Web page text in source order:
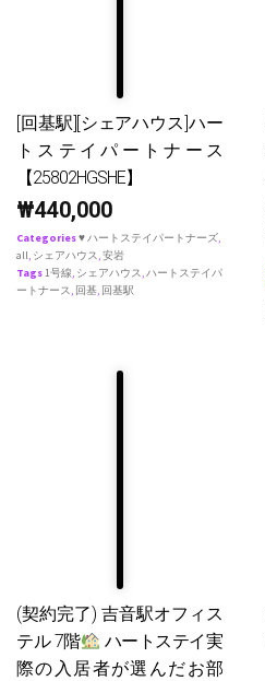
[回基駅][シェアハウス]ハー
トステイパートナース
【25802HGSHE】
₩440,000
Categories♥ ハートステイパートナーズ,
all, シェアハウス,安岩
Tags1号線, シェアハウス,ハートステイパ
ートナース, 回基, 回基駅
(契約完了) 吉音駅オフィス
テル 7階
ハートステイ実
際の入居者が選んだお部